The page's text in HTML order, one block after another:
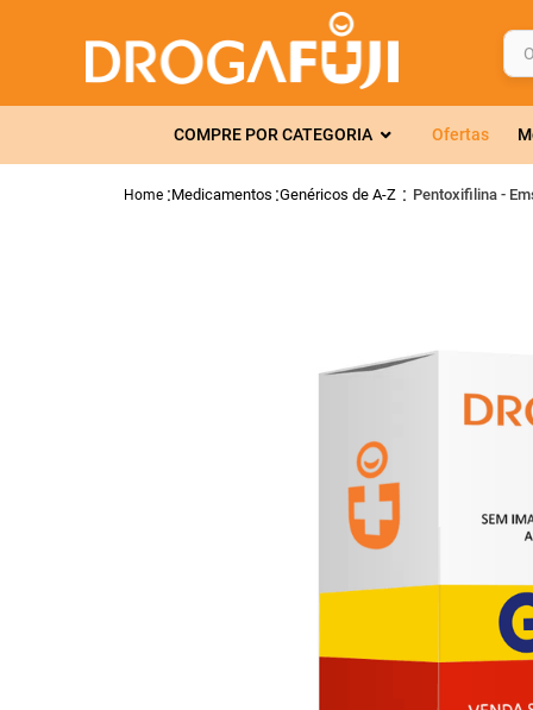
O
COMPRE POR CATEGORIA Ofertas
Medicamentos Genéricos de A-Z Pentoxifilina -
TERMOS MAIS
2 º
gelmax
6º
shampoo
dipirona
10
tadalafila